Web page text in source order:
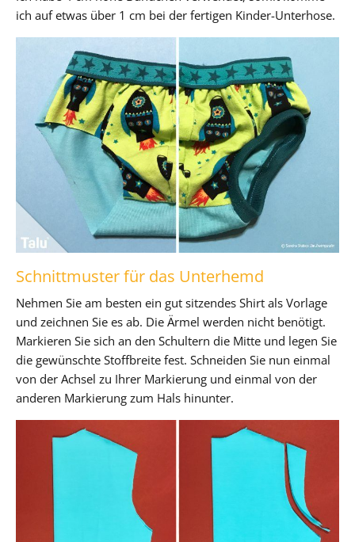
ich auf etwas über 1 cm bei der fertigen Kinder-Unterhose.
Schnittmuster für das Unterhemd
Nehmen Sie am besten ein gut sitzendes Shirt als Vorlage
und zeichnen Sie es ab. Die Ärmel werden nicht benötigt.
Markieren Sie sich an den Schultern die Mitte und legen Sie
die gewünschte Stoffbreite fest. Schneiden Sie nun einmal
von der Achsel zu Ihrer Markierung und einmal von der
anderen Markierung zum Hals hinunter.